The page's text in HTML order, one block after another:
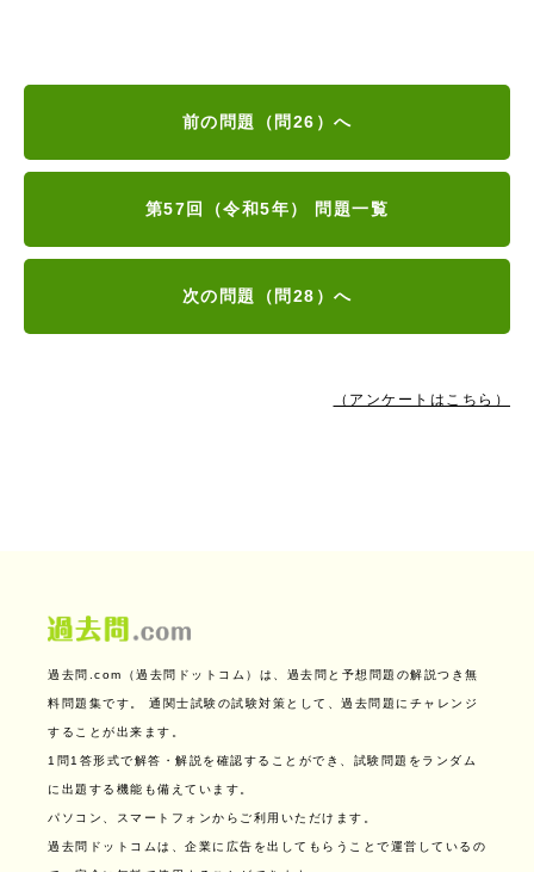
前の問題（問26）へ
第57回（令和5年） 問題一覧
次の問題（問28）へ
（アンケートはこちら）
過去問.com（過去問ドットコム）は、過去問と予想問題の解説つき無
料問題集です。 通関士試験の試験対策として、過去問題にチャレンジ
することが出来ます。
1問1答形式で解答・解説を確認することができ、試験問題をランダム
に出題する機能も備えています。
パソコン、スマートフォンからご利用いただけます。
過去問ドットコムは、企業に広告を出してもらうことで運営しているの